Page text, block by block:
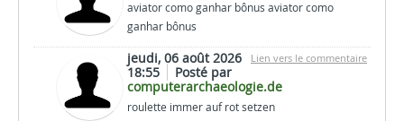
aviator como ganhar bônus aviator como
ganhar bônus
Lien vers le commentaire
jeudi, 06 août 2026
18:55
Posté par
computerarchaeologie.de
roulette immer auf rot setzen